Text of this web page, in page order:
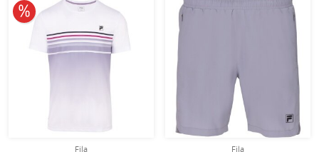
Fila
10% reduziert
Fila